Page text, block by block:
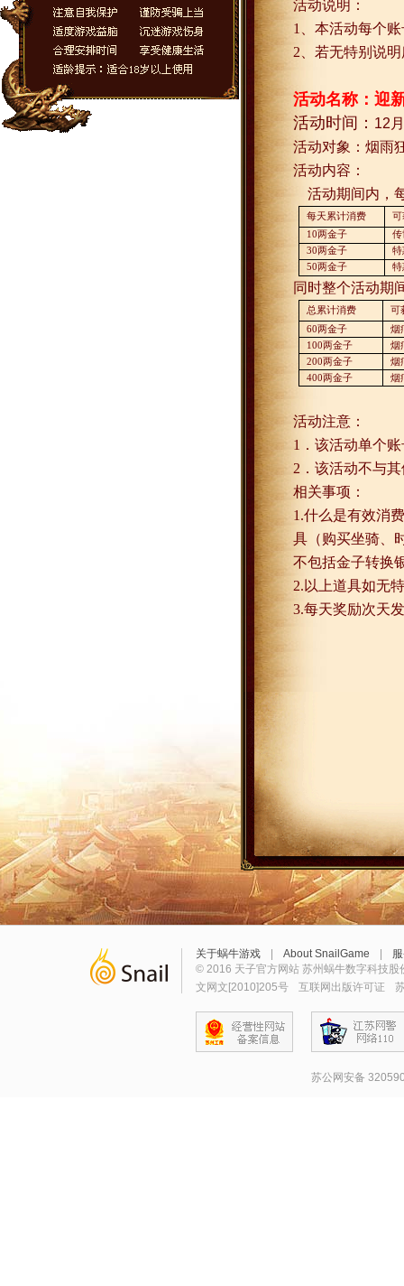
活动说明：
1
、本活动每个
2 、若无特别说
活动名称：迎
活动时间： 12 月
活动对象：烟雨
活动内容：
活动期间内，
每天累计消费
可
10两金子
传
30两金子
特
50两金子 特
同时整个活动期
总累计消费
可
60两金子
烟
100两金子
烟
200两金子
烟
400两金子 烟
活动注意：
1 ．该活动单个
2 ．该活动不与
相关事项：
1.什么是有效消
具（购买坐骑、
不包括金子转换
2. 以上道具如无
3.每天奖励次天
关于蜗牛游戏 About SnailGame
© 2016 天子官方网站 苏州蜗牛数字科技
文网文[2010]205号
互联网出版许可证
苏公网安备